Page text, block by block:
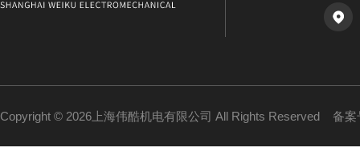
Copyright © 2026上海伟酷机电有限公司 All Rights Reserved 备案